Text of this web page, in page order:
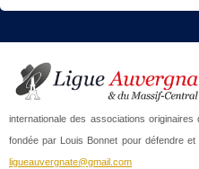
internationale des associations
fondée par Louis Bonnet pour défendre
ligueauvergnate@gmail.com